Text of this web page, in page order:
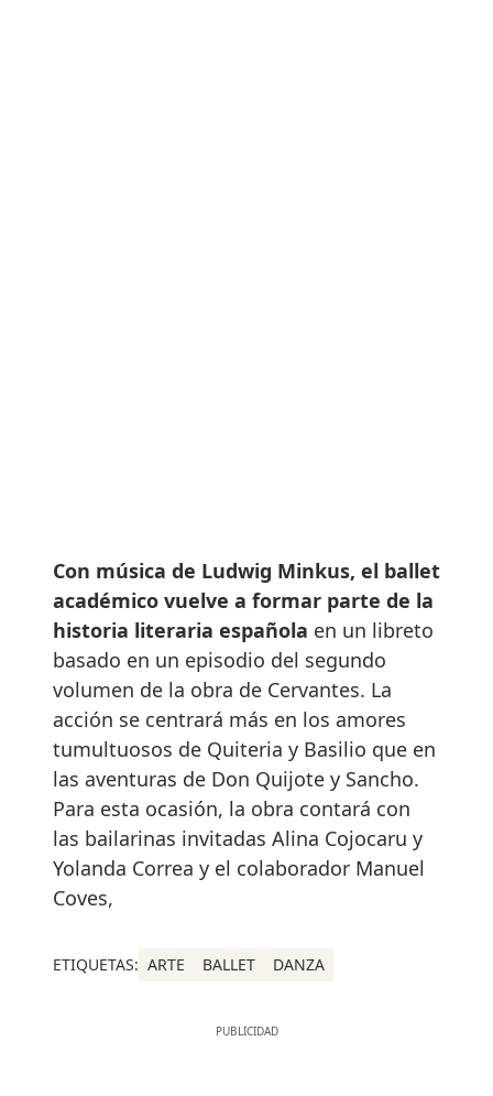
Con música de Ludwig Minkus, el ballet
académico vuelve a formar parte de la
historia literaria española en un libreto
basado en un episodio del segundo
volumen de la obra de Cervantes. La
acción se centrará más en los amores
tumultuosos de Quiteria y Basilio que en
las aventuras de Don Quijote y Sancho.
Para esta ocasión, la obra contará con
las bailarinas invitadas Alina Cojocaru y
Yolanda Correa y el colaborador Manuel
Coves,
ETIQUETAS: ARTE BALLET DANZA